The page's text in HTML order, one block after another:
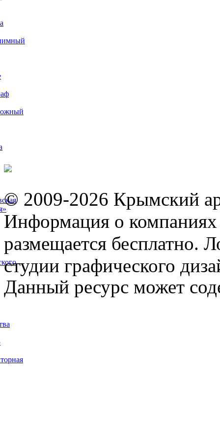
© 2009-2026 Крымский
Информация о компаниях
размещается бесплатно.
студии графического
Данный ресурс может